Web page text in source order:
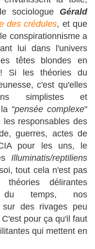
sociologue Gérald
des crédules, et que
conspirationnisme a
lui dans l'univers
têtes blondes en
Si les théories du
c'est qu'elles
simplistes et
"pensée complexe"
responsables des
guerres, actes de
pour les uns, le
Illuminatis/reptiliens
tout cela n'est pas
délirantes
temps, nos
sur des rivages peu
pour ça qu'il faut
qui mettent en